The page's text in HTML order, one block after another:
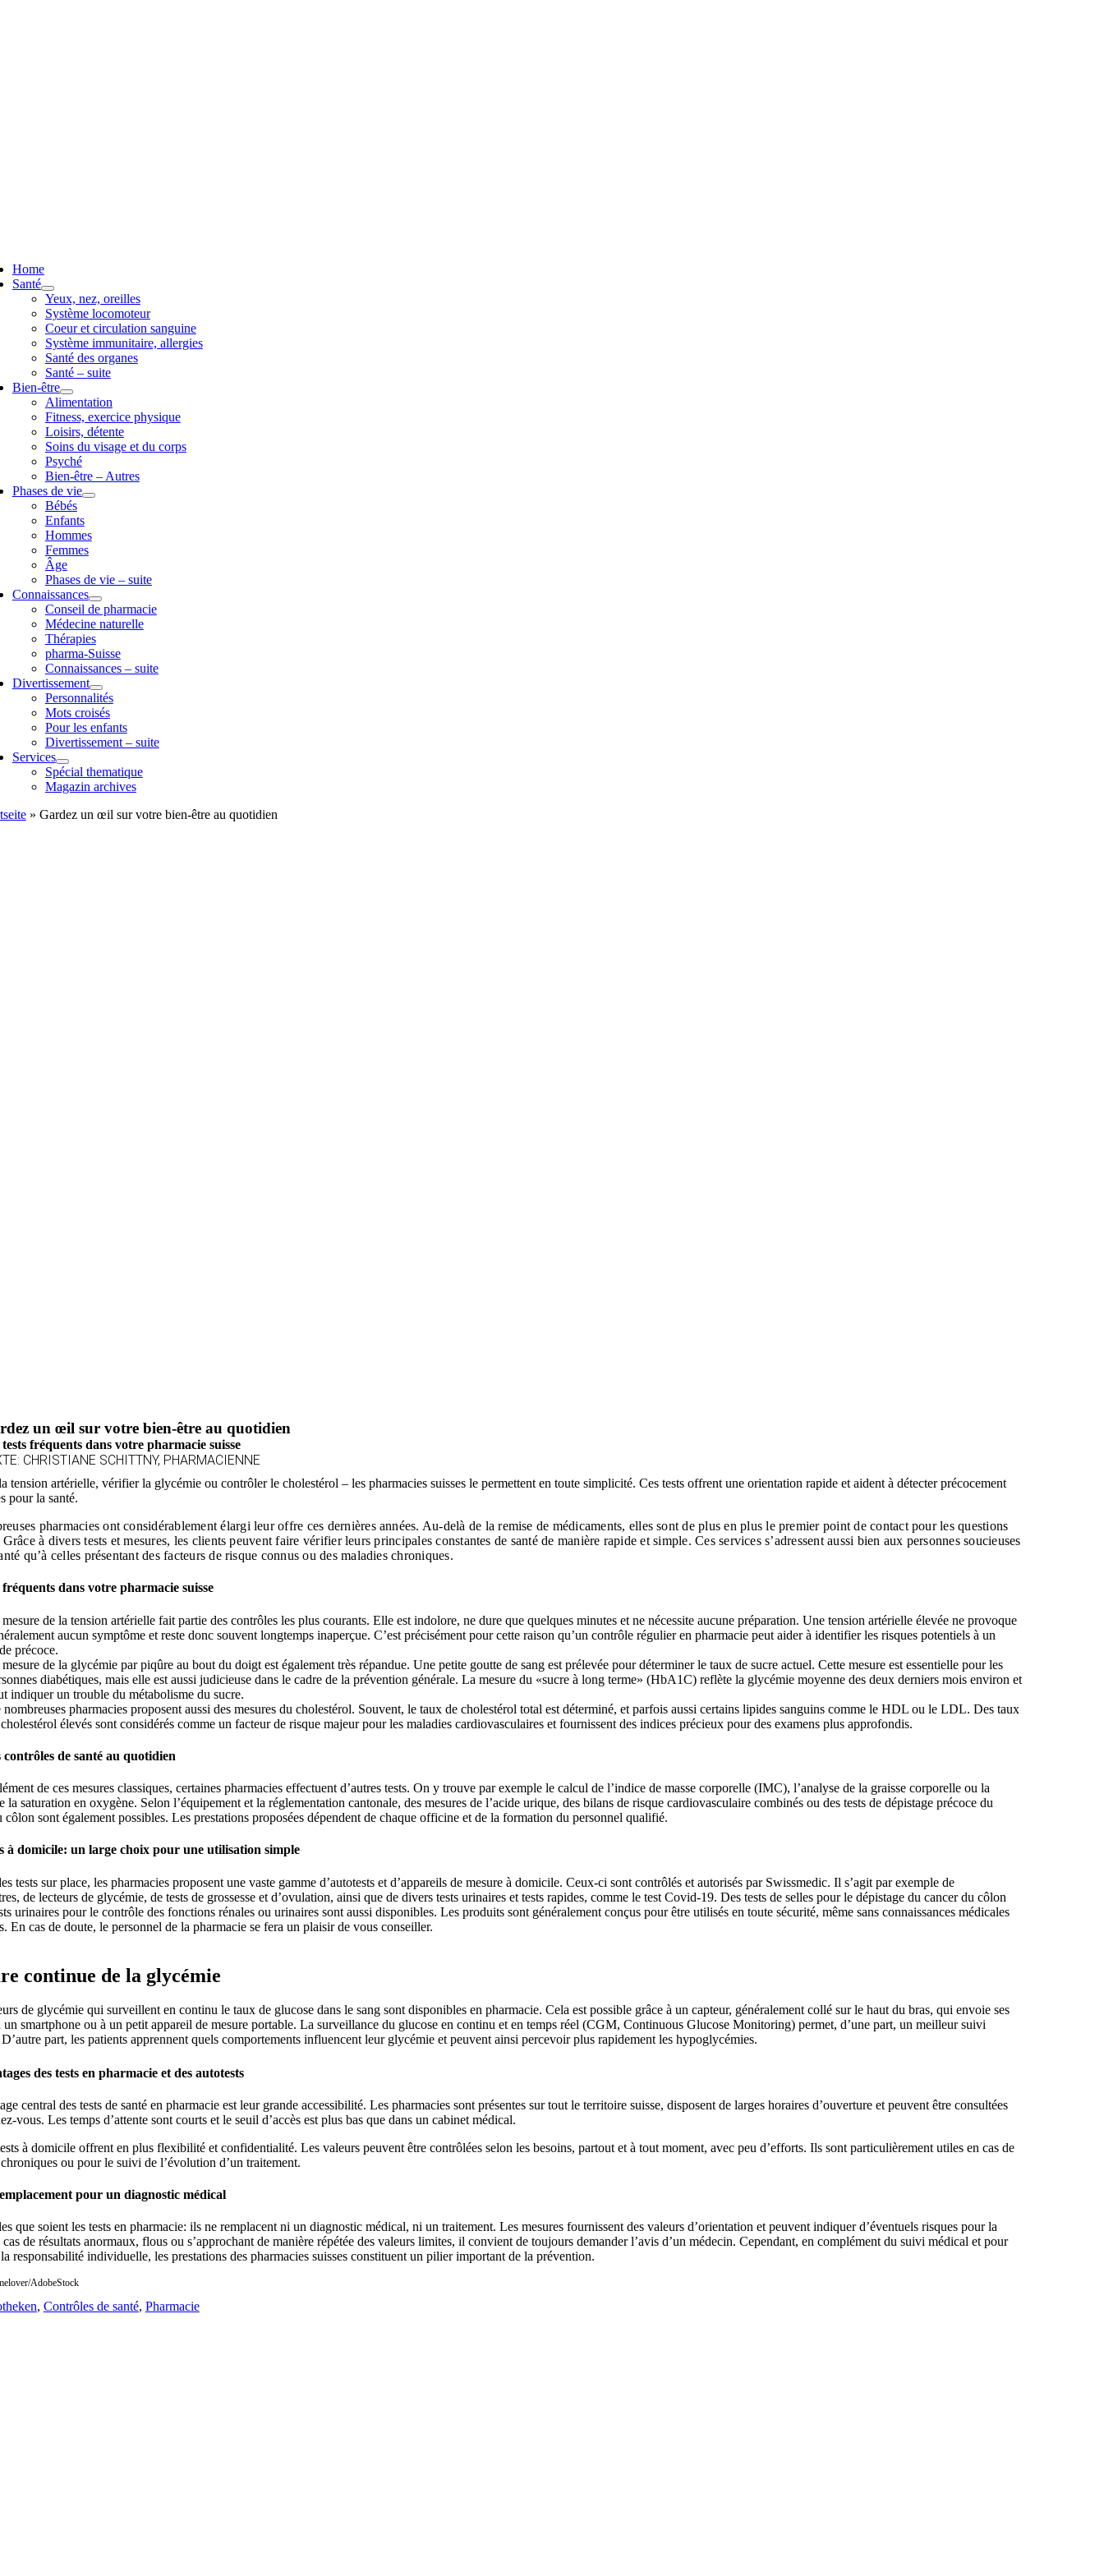
Home
Santé
Yeux, nez, oreilles
Système locomoteur
Coeur et circulation sanguine
Système immunitaire, allergies
Santé des organes
Santé – suite
Bien-être
Alimentation
Fitness, exercice physique
Loisirs, détente
Soins du visage et du corps
Psyché
Bien-être – Autres
Phases de vie
Bébés
Enfants
Hommes
Femmes
Âge
Phases de vie – suite
Connaissances
Conseil de pharmacie
Médecine naturelle
Thérapies
pharma-Suisse
Connaissances – suite
Divertissement
Personnalités
Mots croisés
Pour les enfants
Divertissement – suite
Services
Spécial thematique
Magazin archives
» Gardez un œil sur votre bien-être au quotidien
un œil sur votre bien-être au quotidien
fréquents dans votre pharmacie suisse
CHRISTIANE SCHITTNY, PHARMACIENNE
tension artérielle, vérifier la glycémie ou contrôler le cholestérol – les pharmacies suisses le permettent en toute simplicité. Ces tests offrent une orientation rapide et aident à détecter précocement
pour la santé.
pharmacies ont considérablement élargi leur offre ces dernières années. Au-delà de la remise de médicaments, elles sont de plus en plus le premier point de contact pour les questions
Grâce à divers tests et mesures, les clients peuvent faire vérifier leurs principales constantes de santé de manière rapide et simple. Ces services s’adressent aussi bien aux personnes soucieuses
qu’à celles présentant des facteurs de risque connus ou des maladies chroniques.
fréquents dans votre pharmacie suisse
de la tension artérielle fait partie des contrôles les plus courants. Elle est indolore, ne dure que quelques minutes et ne nécessite aucune préparation. Une tension artérielle élevée ne provoque
aucun symptôme et reste donc souvent longtemps inaperçue. C’est précisément pour cette raison qu’un contrôle régulier en pharmacie peut aider à identifier les risques potentiels à un
précoce.
de la glycémie par piqûre au bout du doigt est également très répandue. Une petite goutte de sang est prélevée pour déterminer le taux de sucre actuel. Cette mesure est essentielle pour les
diabétiques, mais elle est aussi judicieuse dans le cadre de la prévention générale. La mesure du «sucre à long terme» (HbA1C) reflète la glycémie moyenne des deux derniers mois environ et
indiquer un trouble du métabolisme du sucre.
nombreuses pharmacies proposent aussi des mesures du cholestérol. Souvent, le taux de cholestérol total est déterminé, et parfois aussi certains lipides sanguins comme le HDL ou le LDL. Des taux
élevés sont considérés comme un facteur de risque majeur pour les maladies cardiovasculaires et fournissent des indices précieux pour des examens plus approfondis.
contrôles de santé au quotidien
de ces mesures classiques, certaines pharmacies effectuent d’autres tests. On y trouve par exemple le calcul de l’indice de masse corporelle (IMC), l’analyse de la graisse corporelle ou la
la saturation en oxygène. Selon l’équipement et la réglementation cantonale, des mesures de l’acide urique, des bilans de risque cardiovasculaire combinés ou des tests de dépistage précoce du
côlon sont également possibles. Les prestations proposées dépendent de chaque officine et de la formation du personnel qualifié.
à domicile: un large choix pour une utilisation simple
tests sur place, les pharmacies proposent une vaste gamme d’autotests et d’appareils de mesure à domicile. Ceux-ci sont contrôlés et autorisés par Swissmedic. Il s’agit par exemple de
de lecteurs de glycémie, de tests de grossesse et d’ovulation, ainsi que de divers tests urinaires et tests rapides, comme le test Covid-19. Des tests de selles pour le dépistage du cancer du côlon
urinaires pour le contrôle des fonctions rénales ou urinaires sont aussi disponibles. Les produits sont généralement conçus pour être utilisés en toute sécurité, même sans connaissances médicales
En cas de doute, le personnel de la pharmacie se fera un plaisir de vous conseiller.
continue de la glycémie
de glycémie qui surveillent en continu le taux de glucose dans le sang sont disponibles en pharmacie. Cela est possible grâce à un capteur, généralement collé sur le haut du bras, qui envoie ses
un smartphone ou à un petit appareil de mesure portable. La surveillance du glucose en continu et en temps réel (CGM, Continuous Glucose Monitoring) permet, d’une part, un meilleur suivi
part, les patients apprennent quels comportements influencent leur glycémie et peuvent ainsi percevoir plus rapidement les hypoglycémies.
des tests en pharmacie et des autotests
central des tests de santé en pharmacie est leur grande accessibilité. Les pharmacies sont présentes sur tout le territoire suisse, disposent de larges horaires d’ouverture et peuvent être consultées
vous. Les temps d’attente sont courts et le seuil d’accès est plus bas que dans un cabinet médical.
à domicile offrent en plus flexibilité et confidentialité. Les valeurs peuvent être contrôlées selon les besoins, partout et à tout moment, avec peu d’efforts. Ils sont particulièrement utiles en cas de
ou pour le suivi de l’évolution d’un traitement.
pour un diagnostic médical
que soient les tests en pharmacie: ils ne remplacent ni un diagnostic médical, ni un traitement. Les mesures fournissent des valeurs d’orientation et peuvent indiquer d’éventuels risques pour la
cas de résultats anormaux, flous ou s’approchant de manière répétée des valeurs limites, il convient de toujours demander l’avis d’un médecin. Cependant, en complément du suivi médical et pour
responsabilité individuelle, les prestations des pharmacies suisses constituent un pilier important de la prévention.
AdobeStock
, Contrôles de santé, Pharmacie